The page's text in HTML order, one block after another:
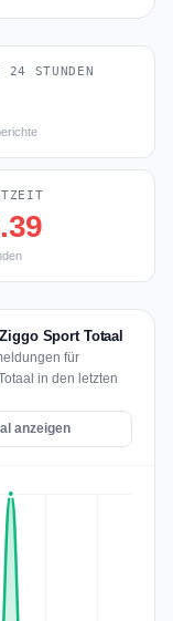
24 STUNDEN
Sport Totaal
für
in den letzten
anzeigen